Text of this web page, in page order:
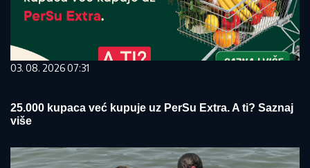
03. 08. 2026 07:31
25.000 kupaca već kupuje uz PerSu Extra. A ti? Saznaj
više